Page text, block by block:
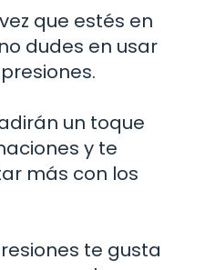
que estés en
dudes en usar
un toque
y te
más con los
te gusta